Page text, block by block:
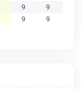
9 9
9 9